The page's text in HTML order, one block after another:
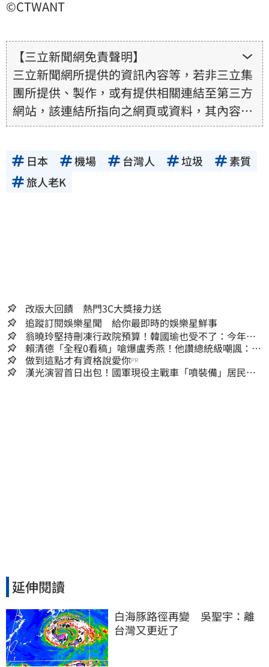
©CTWANT
【三立新聞網免責聲明】
三立新聞網所提供的資訊內容等，若非三立集
團所提供、製作，或有提供相關連結至第三方
網站，該連結所指向之網頁或資料，其內容均
為所連結網站提供，相關權利均為該網站、內
其真實性、正確性、即時性、完整性或合法
性。三立新聞網所提供的資訊內容，若其著作
日本 機場 台灣人 垃圾
素質
旅人老K
改版大回饋 熱門3C大獎接力送
追蹤訂閱娛樂星聞 給你最即時的娛樂星鮮事
翁曉玲堅持刪凍行政院預算！韓國瑜也受不了：今年剩4
個月你思考一下
賴清德「全程0看稿」嗆爆盧秀燕！他讚總統級嘲諷：把
8年總帳一次掀翻
做到這點才有資格說愛你PR
漢光演習首日出包！國軍現役主戰車「噴裝備」居民撿
延伸閱讀
白海豚路徑再變　吳聖宇：離
台灣又更近了